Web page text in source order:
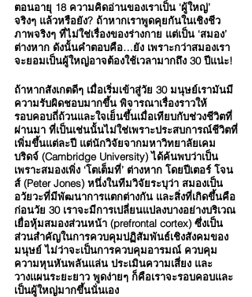
ตอนอายุ 18 ความคิดอ่านของเราเป็น ‘ผู้ใหญ่’
จริงๆ แล้วหรือยัง? ถ้าหากเราพูดคุยกันในเชิงชีว
ภาพจริงๆ ที่ไม่ใช่เรื่องของร่างกาย แต่เป็น ‘สมอง’
ต่างหาก ดังนั้นคำตอบคือ…ยัง เพราะกว่าสมองเรา
จะยอมเป็นผู้ใหญ่อาจต้องใช้เวลามากถึง 30 ปีแน่ะ!
ถ้าหากสังเกตดีๆ เมื่อเริ่มเข้าสู่วัย 30 มนุษย์เรามันมี
ความรับผิดชอบมากขึ้น พิจารณาเรื่องราวให้
รอบคอบถี่ถ้วนและใจเย็นขึ้นเมื่อเทียบกับช่วงชีวิตที่
ผ่านมา ที่เป็นเช่นนั้นไม่ใช่เพราะประสบการณ์ชีวิตที่
เพิ่มขึ้นแต่ละปี แต่นักวิจัยจากมหาวิทยาลัยเคม
บริดจ์ (Cambridge University) ได้ค้นพบว่าเป็น
เพราะสมองเพิ่ง ‘โตเต็มที่’ ต่างหาก โดยปีเตอร์ โจน
ส์ (Peter Jones) หนึ่งในทีมวิจัยระบุว่า สมองเป็น
อวัยวะที่มีพัฒนาการแตกต่างกัน และสิ่งที่เกิดขึ้นคือ
ก่อนวัย 30 เราจะมีการเปลี่ยนแปลงบางอย่างบริเวณ
เยื่อหุ้มสมองส่วนหน้า (prefrontal cortex) ซึ่งเป็น
ส่วนสำคัญในการควบคุมปฏิสัมพันธ์เชิงสังคมของ
มนุษย์ ไม่ว่าจะเป็นการควบคุมอารมณ์ ควบคุม
ความหุนหันพลันแล่น ประเมินความเสี่ยง และ
วางแผนระยะยาว พูดง่ายๆ ก็คือเราจะรอบคอบและ
เป็นผู้ใหญ่มากขึ้นนั่นเอง